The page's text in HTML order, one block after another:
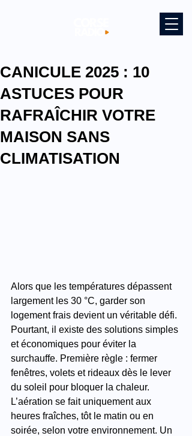
CANICULE 2025 : 10
ASTUCES POUR
RAFRAÎCHIR VOTRE
MAISON SANS
CLIMATISATION
Alors que les températures dépassent
largement les 30 °C, garder son
logement frais devient un véritable défi.
Pourtant, il existe des solutions simples
et économiques pour éviter la
surchauffe. Première règle : fermer
fenêtres, volets et rideaux dès le lever
du soleil pour bloquer la chaleur.
L’aération se fait uniquement aux
heures fraîches, tôt le matin ou en
soirée, selon votre environnement. Un